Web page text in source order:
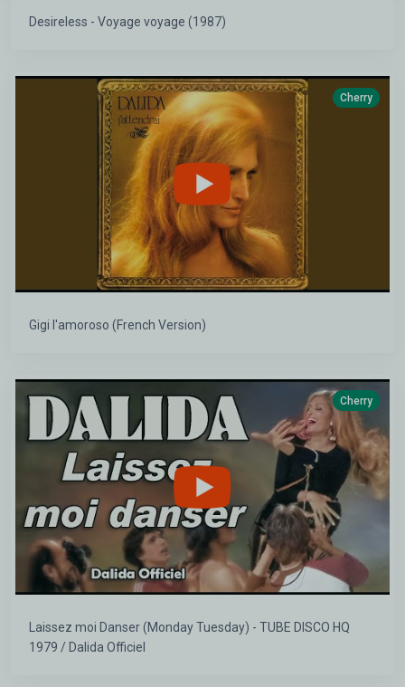
Desireless - Voyage voyage (1987)
Cherry
Gigi l'amoroso (French Version)
Cherry
Laissez moi Danser (Monday Tuesday) - TUBE DISCO HQ
1979 / Dalida Officiel